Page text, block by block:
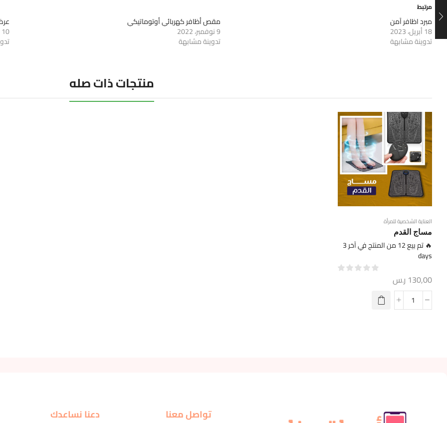
مرتبط
مبرد اظافر آمن
18 أبريل، 2023
تدوينة مشابهة
مقص أظافر كهربائي أوتوماتيكي
9 نوفمبر، 2022
تدوينة مشابهة
10 نوفمبر، 2022
منتجات ذات صله
العناية الشخصية للمرأة
مساج القدم
🔥 تم بيع 12 من المنتج في آخر 3
days
130,00 ر.س
تواصل معنا
دعنا نساعدك